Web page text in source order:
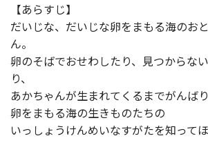
【あらすじ】
だいじな、だいじな卵をまもる海のお
ん。
卵のそばでおせわしたり、見つからな
り、
あかちゃんが生まれてくるまでがんばり
卵をまもる海の生きものたちの
いっしょうけんめいなすがたを知ってほ